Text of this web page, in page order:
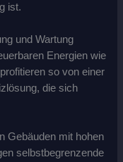
ist.
und Wartung
Energien wie
so von einer
die sich
Gebäuden mit hohen
selbstbegrenzende